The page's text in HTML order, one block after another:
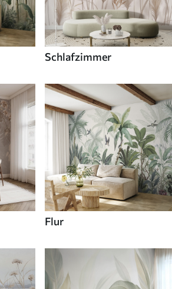
Schlafzimmer
Flur